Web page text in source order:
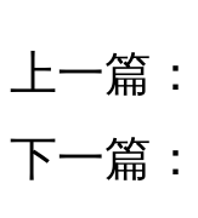
上一篇：
下一篇：